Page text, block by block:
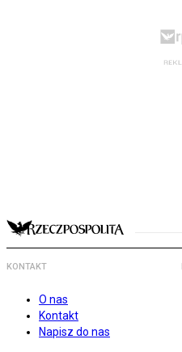
KONTAKT
O nas
Kontakt
Napisz do nas